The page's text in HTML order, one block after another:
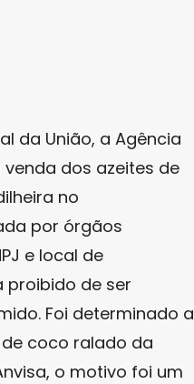
da União, a Agência
dos azeites de
no
por órgãos
e local de
proibido de ser
Foi determinado a
coco ralado da
o motivo foi um